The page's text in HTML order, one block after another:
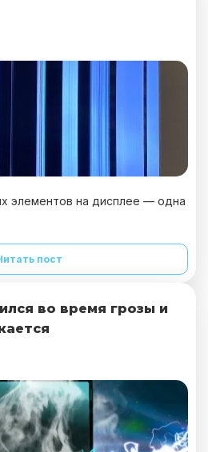
элементов на дисплее — одна
пост
во время грозы и